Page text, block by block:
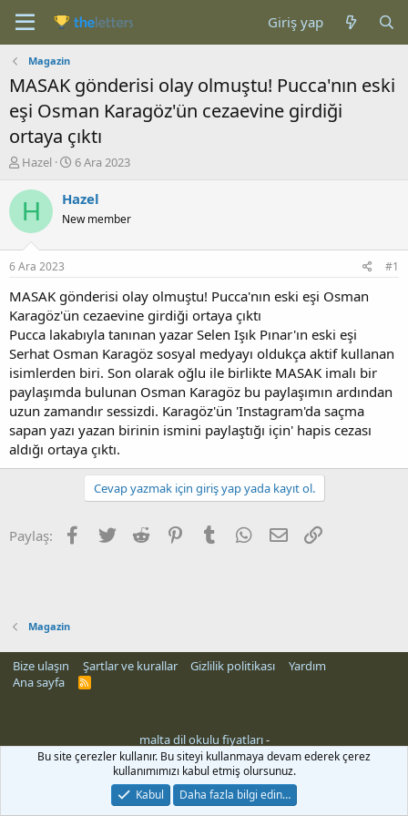
Giriş yap
Magazin
MASAK gönderisi olay olmuştu! Pucca'nın eski
eşi Osman Karagöz'ün cezaevine girdiği
ortaya çıktı
K
n
b
u
u
b
a
l
a
t
a
n
Hazel
B
ş
a
ç
a
r
i
h
i
6 Ara 2023
H Hazel
New member
6 Ara 2023 #1
MASAK gönderisi olay olmuştu! Pucca'nın eski eşi Osman
Karagöz'ün cezaevine girdiği ortaya çıktı
Pucca lakabıyla tanınan yazar Selen Işık Pınar'ın eski eşi
Serhat Osman Karagöz sosyal medyayı oldukça aktif kullanan
isimlerden biri. Son olarak oğlu ile birlikte MASAK imalı bir
paylaşımda bulunan Osman Karagöz bu paylaşımın ardından
uzun zamandır sessizdi. Karagöz'ün 'Instagram'da saçma
sapan yazı yazan birinin ismini paylaştığı için' hapis cezası
aldığı ortaya çıktı.
Cevap yazmak için giriş yap yada kayıt ol.
Paylaş: Facebook
Twitter Reddit PinterestTumblr WhatsApp
E-posta
Magazin
Bize ulaşın Şartlar ve kurallar Gizlilik politikası
Yardım
Ana sayfa
R
malta dil okulu fiyatları-
Bu site çerezler kullanır. Bu siteyi kullanmaya devam ederek çerez
kullanımımızı kabul etmiş olursunuz.
Kabul
Daha fazla bilgi edin…